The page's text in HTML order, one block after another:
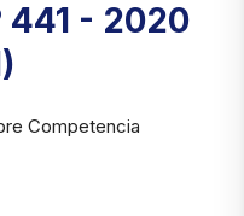
441 - 2020
Competencia